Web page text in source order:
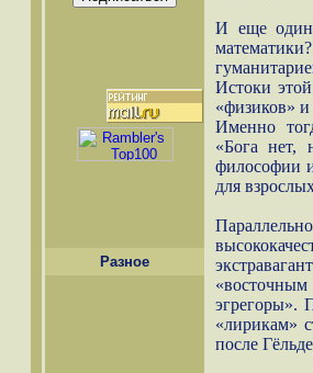
Разное
И еще один
Истоки
«физиков»
Именно
«Бога нет,
философии
для
эгрегоры».
«лирикам»
после